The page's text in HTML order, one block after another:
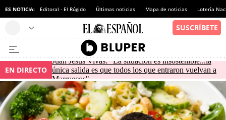
ES NOTICIA: Editoral - El Rúgido Últimas noticias Mapa de noticias Lotería
EN DIRECTO
Juan Jesús Vivas: "La situación es insostenible...la
única salida es que todos los que entraron vuelvan a
Marruecos"